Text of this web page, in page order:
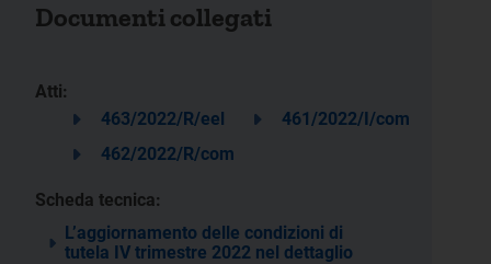
Documenti collegati
Atti:
463/2022/R/eel
461/2022/I/com
462/2022/R/com
Scheda tecnica:
L’aggiornamento delle condizioni di
tutela IV trimestre 2022 nel dettaglio